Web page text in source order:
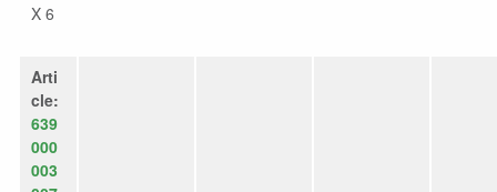
X 6
Arti
cle:
639
000
003